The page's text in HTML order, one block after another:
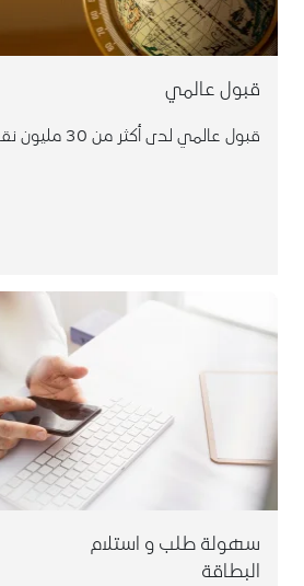
قبول عالمي
قبول عالمي لدى أكثر من 30 مليون نقطة بيع.
سهولة طلب و استلام
البطاقة
واستلامها عبر شركة التوصيل خلال 5 أيام عمل. كما يمكنك
طلب البطاقة واستلامها فوراً من خلال